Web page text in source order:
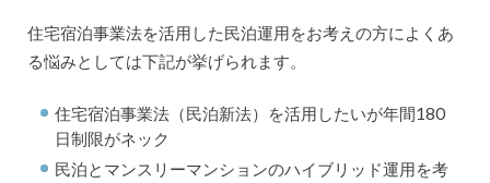
住宅宿泊事業法を活用した民泊運用をお考えの方によくあ
る悩みとしては下記が挙げられます。
住宅宿泊事業法（民泊新法）を活用したいが年間180
日制限がネック
民泊とマンスリーマンションのハイブリッド運用を考